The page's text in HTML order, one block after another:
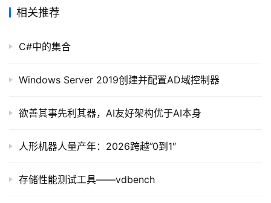
相关推荐
C#中的集合
Windows Server 2019创建并配置AD域控制器
欲善其事先利其器，AI友好架构优于AI本身
人形机器人量产年：2026跨越”0到1″
存储性能测试工具——vdbench